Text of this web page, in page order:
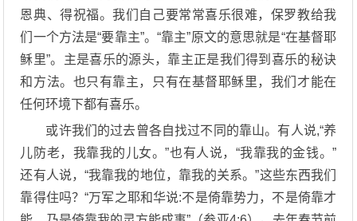
恩典、得祝福。我们自己要常常喜乐很难，保罗教给我
们一个方法是“要靠主”。“靠主”原文的意思就是“在基督耶
稣里”。主是喜乐的源头，靠主正是我们得到喜乐的秘诀
和方法。也只有靠主，只有在基督耶稣里，我们才能在
任何环境下都有喜乐。
或许我们的过去曾各自找过不同的靠山。有人说,“养
儿防老，我靠我的儿女。”也有人说，“我靠我的金钱。”
还有人说，“我靠我的地位，靠我的关系。”这些东西我们
靠得住吗？“万军之耶和华说:不是倚靠势力，不是倚靠才